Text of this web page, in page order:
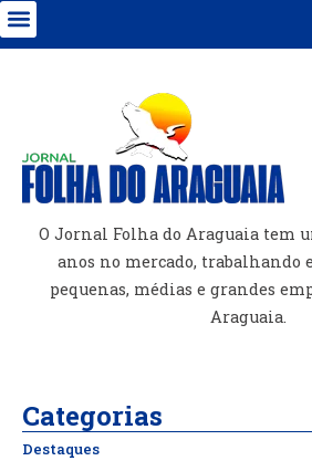
O Jornal Folha do Araguaia tem
anos no mercado, trabalhando
pequenas, médias e grandes
Araguaia.
Categorias
Destaques